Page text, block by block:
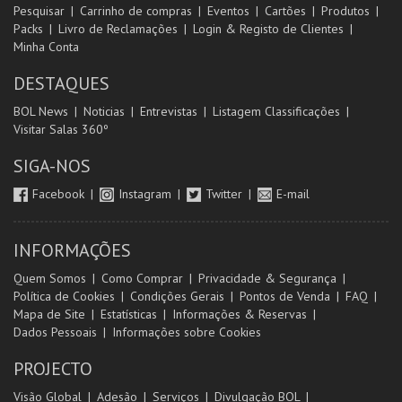
Pesquisar Carrinho de compras Eventos Cartões
Produtos
Packs
Livro de Reclamações
Login & Registo de Clientes
Minha Conta
DESTAQUES
BOL News Noticias Entrevistas
Listagem Classificações
Visitar Salas 360º
SIGA-NOS
Facebook Instagram Twitter E-mail
INFORMAÇÕES
Quem Somos Como Comprar
Privacidade & Segurança
Política de Cookies
Condições Gerais Pontos de Venda
FAQ
Mapa de Site
Estatísticas
Informações & Reservas
Dados Pessoais
Informações sobre Cookies
PROJECTO
Visão Global Adesão Serviços Divulgação BOL